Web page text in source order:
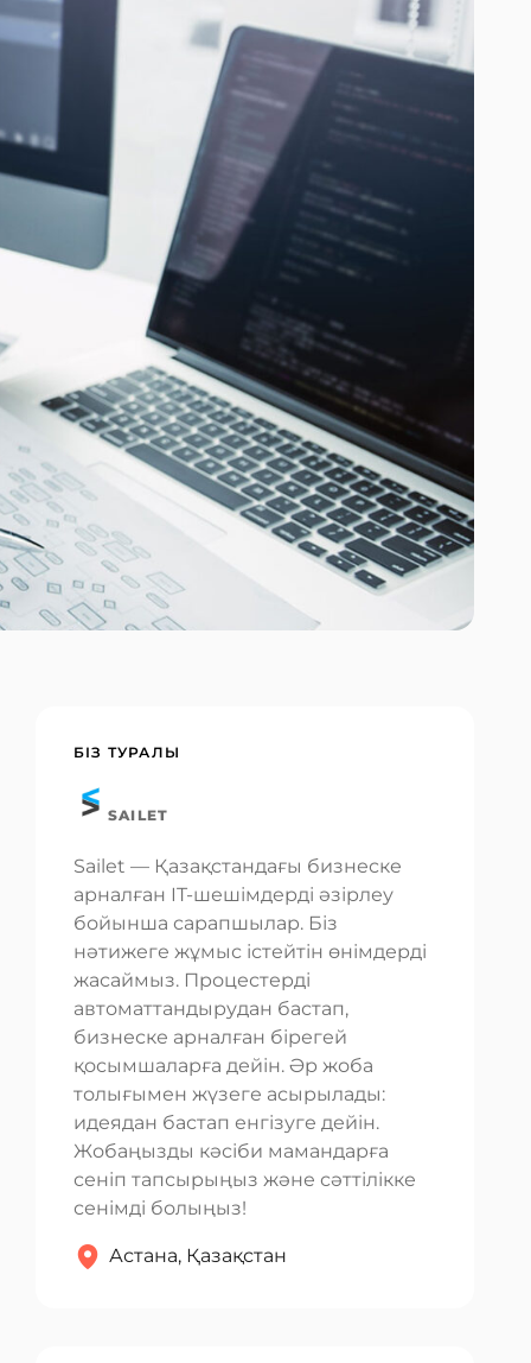
БІЗ ТУРАЛЫ
SAILET
Sailet — Қазақстандағы бизнеске
арналған IT-шешімдерді әзірлеу
бойынша сарапшылар. Біз
нәтижеге жұмыс істейтін өнімдерді
жасаймыз. Процестерді
автоматтандырудан бастап,
бизнеске арналған бірегей
қосымшаларға дейін. Әр жоба
толығымен жүзеге асырылады:
идеядан бастап енгізуге дейін.
Жобаңызды кәсіби мамандарға
сеніп тапсырыңыз және сәттілікке
сенімді болыңыз!
Астана, Қазақстан